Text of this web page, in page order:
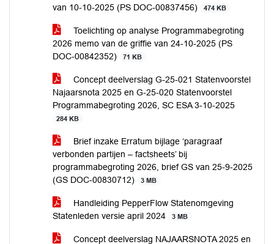
van 10-10-2025 (PS DOC-00837456)
474 KB
Toelichting op analyse Programmabegroting
2026 memo van de griffie van 24-10-2025 (PS
DOC-00842352)
71 KB
Concept deelverslag G-25-021 Statenvoorstel
Najaarsnota 2025 en G-25-020 Statenvoorstel
Programmabegroting 2026, SC ESA 3-10-2025
284 KB
Brief inzake Erratum bijlage ‘paragraaf
verbonden partijen – factsheets’ bij
programmabegroting 2026, brief GS van 25-9-2025
(GS DOC-00830712)
3 MB
Handleiding PepperFlow Statenomgeving
Statenleden versie april 2024
3 MB
Concept deelverslag NAJAARSNOTA 2025 en